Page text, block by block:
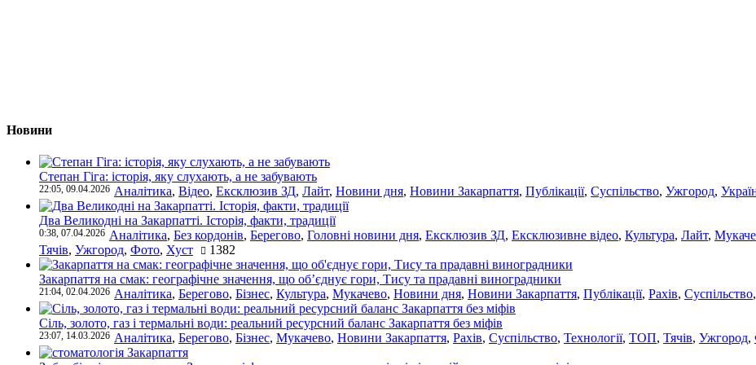
Новини
Степан Гіга: історія, яку слухають, а не забувають
22:05, 09.04.2026 Аналітика, Відео, Ексклюзив ЗД, Лайт, Новини дня, Новини Закарпаття, Публікації, Суспільство, Ужгород,
Два Великодні на Закарпатті. Історія, факти, традиції
0:38, 07.04.2026 Аналітика, Без кордонів, Берегово, Головні новини дня, Ексклюзив ЗД, Ексклюзивне відео, Культура, Лайт,
Тячів, Ужгород, Фото, Хуст 1382
Закарпаття на смак: географічне значення, що об’єднує гори, Тису та прадавні виноградники
21:04, 02.04.2026 Аналітика, Берегово, Бізнес, Культура, Мукачево, Новини дня, Новини Закарпаття, Публікації, Рахів, Суспільство,
Сіль, золото, газ і термальні води: реальний ресурсний баланс Закарпаття без міфів
23:07, 14.03.2026 Аналітика, Берегово, Бізнес, Мукачево, Новини Закарпаття, Рахів, Суспільство, Технології, ТОП, Тячів, Ужгород,